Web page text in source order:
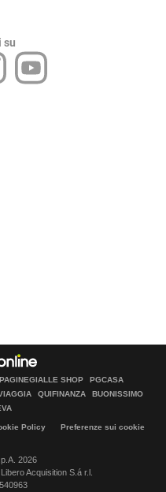
su
PAGINEGIALLE SHOP
PGCASA
QUIFINANZA
BUONISSIMO
Policy
Preferenze sui cookie
2026
Acquisition S.á r.l.